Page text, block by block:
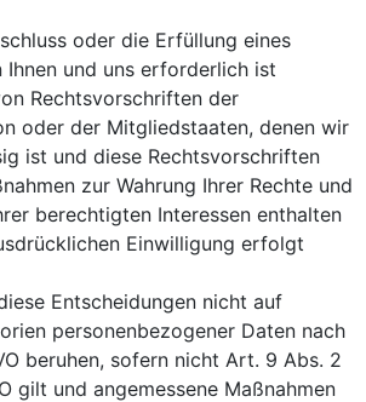
oder die Erfüllung eines
und uns erforderlich ist
der
oder der Mitgliedstaaten, denen wir
ist und diese Rechtsvorschriften
zur Wahrung Ihrer Rechte und
berechtigten Interessen enthalten
Einwilligung erfolgt
Entscheidungen nicht auf
personenbezogener Daten nach
beruhen, sofern nicht Art. 9 Abs. 2
gilt und angemessene Maßnahmen